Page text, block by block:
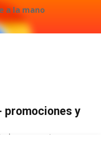
a la mano
promociones y
para este